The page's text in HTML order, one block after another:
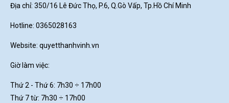
Địa chỉ: 350/16 Lê Đức Thọ, P.6, Q.Gò Vấp, Tp.Hồ Chí Minh
Hotline: 0365028163
Website: quyetthanhvinh.vn
Giờ làm việc:
Thứ 2 - Thứ 6: 7h30 ÷ 17h00
Thứ 7 từ: 7h30 ÷ 17h00